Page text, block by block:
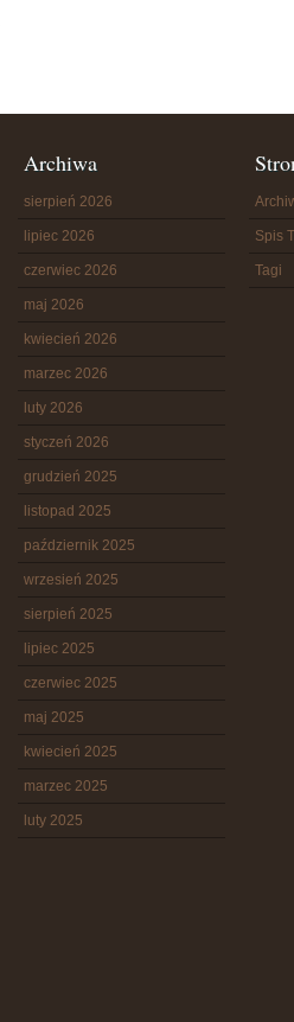
Archiwa
sierpień 2026
lipiec 2026
czerwiec 2026
maj 2026
kwiecień 2026
marzec 2026
luty 2026
styczeń 2026
grudzień 2025
listopad 2025
październik 2025
wrzesień 2025
sierpień 2025
lipiec 2025
czerwiec 2025
maj 2025
kwiecień 2025
marzec 2025
luty 2025
Spis
Tagi